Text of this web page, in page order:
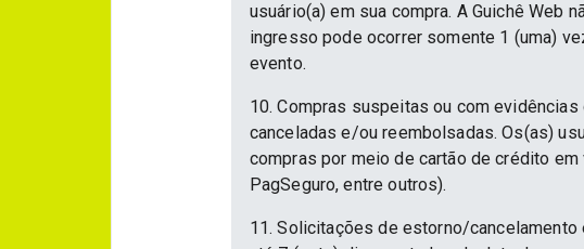
usuário(a) em sua compra. A Guichê Web
ingresso pode ocorrer somente 1 (uma)
evento.
10. Compras suspeitas ou com
canceladas e/ou reembolsadas. Os(as)
compras por meio de cartão de crédito
PagSeguro, entre outros).
11. Solicitações de estorno/